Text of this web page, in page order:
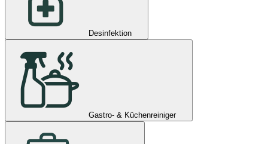
Desinfektion
Gastro- & Küchenreiniger